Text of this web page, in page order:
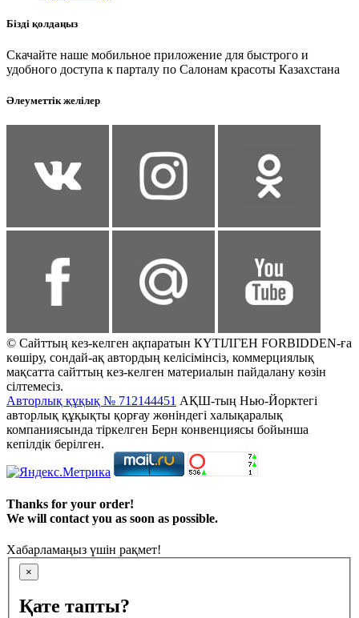
Бізді қолдаңыз
Скачайте наше мобильное приложение для быстрого и
удобного доступа к парталу по Салонам красоты Казахстана
Әлеуметтік желілер
© Сайттың кез-келген ақпаратын КҮТІЛГЕН FORBIDDEN-ға
көшіру, сондай-ақ автордың келісімінсіз, коммерциялық
мақсатта сайттың кез-келген материалын пайдалану көзін
сілтемесіз.
Авторлық құқық № 712144451 АҚШ-тың Нью-Йорктегі
авторлық құқықты қорғау жөніндегі халықаралық
компаниясында тіркелген Берн конвенциясы бойынша
кепілдік берілген.
Thanks for your order!
We will contact you as soon as possible.
Хабарламаңыз үшін рақмет!
×
Қате тапты?